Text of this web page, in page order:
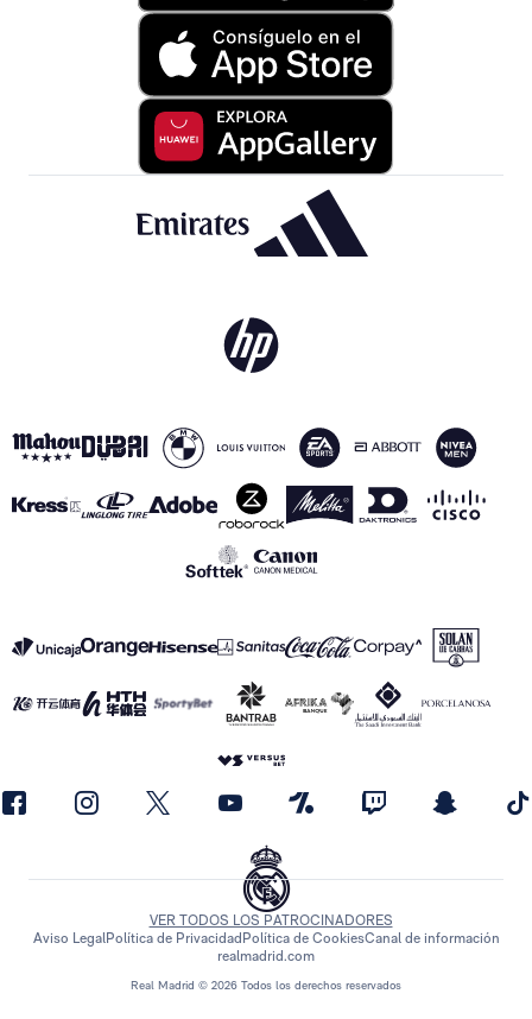
Real Madrid © 2026 Todos los derechos reservados
VER TODOS LOS PATROCINADORES
Aviso LegalPolítica de Privacidad Política de CookiesCanal de información
realmadrid.com